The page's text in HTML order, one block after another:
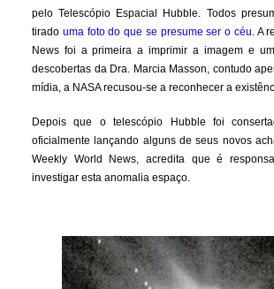
pelo Telescópio Espacial Hubble. Todos
tirado uma foto do que se presume ser o céu. A
News foi a primeira a imprimir a imagem e
descobertas da Dra. Marcia Masson, contudo
mídia, a NASA recusou-se a reconhecer a
Depois que o telescópio Hubble foi
oficialmente lançando alguns de seus novos
Weekly World News, acredita que é
investigar esta anomalia espaço.